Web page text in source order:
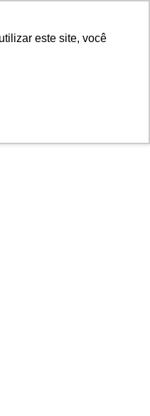
este site, você